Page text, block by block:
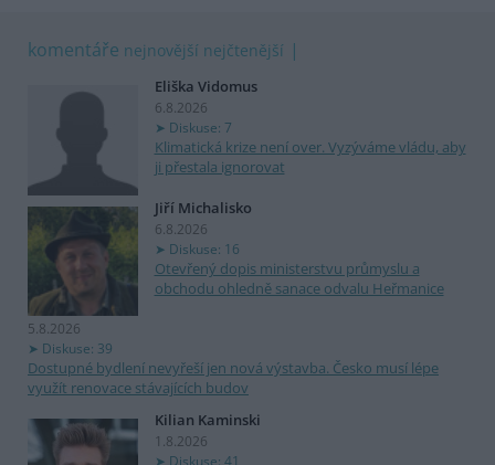
komentáře nejnovější nejčtenější
Eliška Vidomus
6.8.2026
Diskuse: 7
Klimatická krize není over. Vyzýváme vládu, aby
ji přestala ignorovat
Jiří Michalisko
6.8.2026
Diskuse: 16
Otevřený dopis ministerstvu průmyslu a
obchodu ohledně sanace odvalu Heřmanice
5.8.2026
Diskuse: 39
Dostupné bydlení nevyřeší jen nová výstavba. Česko musí lépe
využít renovace stávajících budov
Kilian Kaminski
1.8.2026